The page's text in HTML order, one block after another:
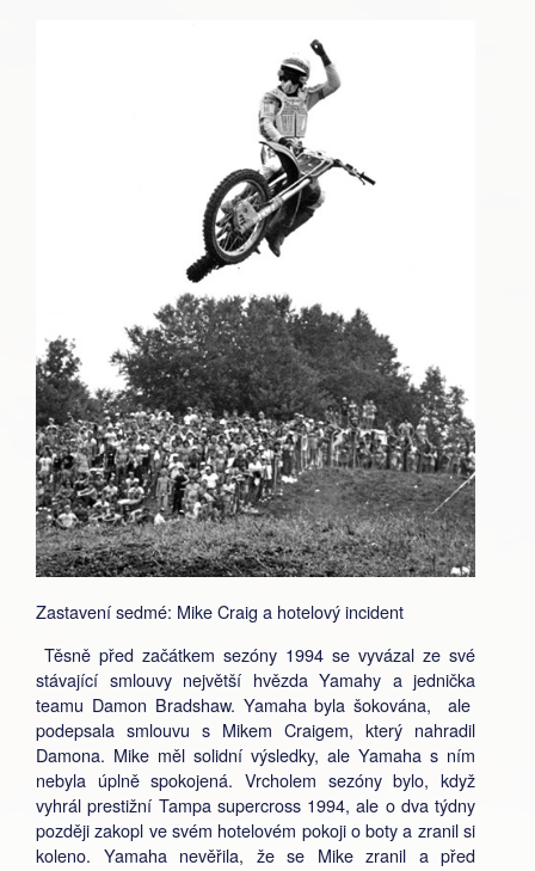
Zastavení sedmé: Mike Craig a hotelový incident
Těsně před začátkem sezóny 1994 se vyvázal ze své
stávající smlouvy největší hvězda Yamahy a jednička
teamu Damon Bradshaw. Yamaha byla šokována, ale
podepsala smlouvu s Mikem Craigem, který nahradil
Damona. Mike měl solidní výsledky, ale Yamaha s ním
nebyla úplně spokojená. Vrcholem sezóny bylo, když
vyhrál prestižní Tampa supercross 1994, ale o dva týdny
později zakopl ve svém hotelovém pokoji o boty a zranil si
koleno. Yamaha nevěřila, že se Mike zranil a před